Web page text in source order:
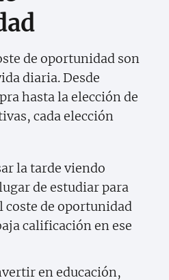
de oportunidad son
diaria. Desde
hasta la elección de
cada elección
la tarde viendo
de estudiar para
coste de oportunidad
calificación en ese
en educación,